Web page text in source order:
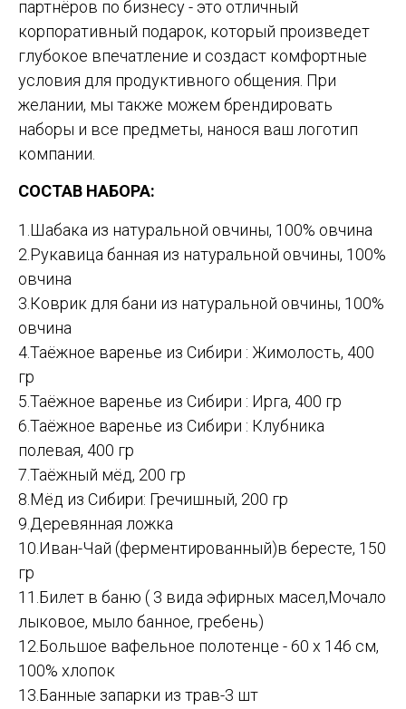
партнёров по бизнесу - это отличный
корпоративный подарок, который произведет
глубокое впечатление и создаст комфортные
условия для продуктивного общения. При
желании, мы также можем брендировать
наборы и все предметы, нанося ваш логотип
компании.
СОСТАВ НАБОРА:
1.Шабака из натуральной овчины, 100% овчина
2.Рукавица банная из натуральной овчины, 100%
овчина
3.Коврик для бани из натуральной овчины, 100%
овчина
4.Таёжное варенье из Сибири : Жимолость, 400
гр
5.Таёжное варенье из Сибири : Ирга, 400 гр
6.Таёжное варенье из Сибири : Клубника
полевая, 400 гр
7.Таёжный мёд, 200 гр
8.Мёд из Сибири: Гречишный, 200 гр
9.Деревянная ложка
10.Иван-Чай (ферментированный)в бересте, 150
гр
11.Билет в баню ( 3 вида эфирных масел,Мочало
лыковое, мыло банное, гребень)
12.Большое вафельное полотенце - 60 х 146 см,
100% хлопок
13.Банные запарки из трав-3 шт